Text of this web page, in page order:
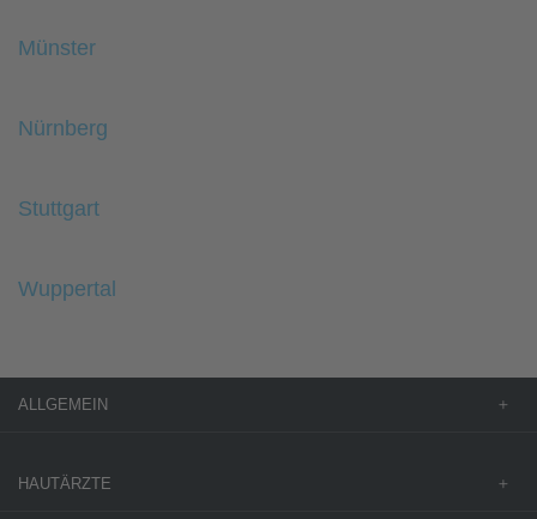
Münster
Nürnberg
Stuttgart
Wuppertal
ALLGEMEIN
HAUTÄRZTE